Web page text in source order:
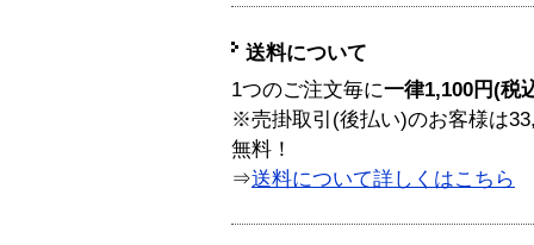
送料について
1つのご注文毎に一律1,100円(税
※売掛取引(後払い)のお客様は
無料！
⇒送料について詳しくはこちら